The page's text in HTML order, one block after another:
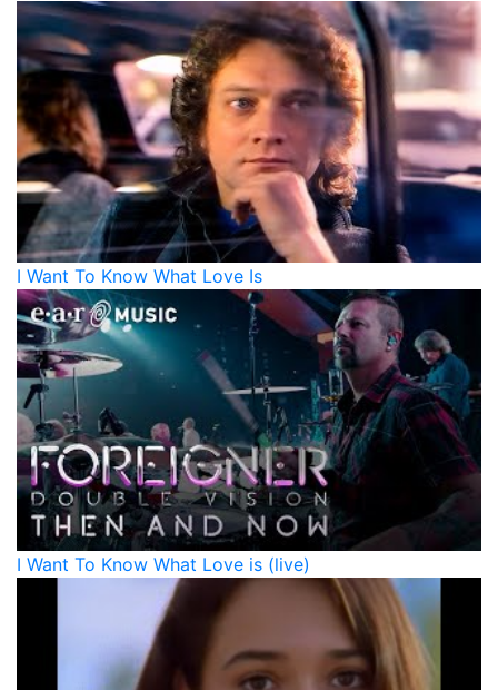
I Want To Know What Love Is
I Want To Know What Love is (live)